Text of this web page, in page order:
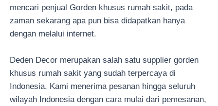
mencari penjual Gorden khusus rumah sakit, pada
zaman sekarang apa pun bisa didapatkan hanya
dengan melalui internet.
Deden Decor merupakan salah satu supplier gorden
khusus rumah sakit yang sudah terpercaya di
Indonesia. Kami menerima pesanan hingga seluruh
wilayah Indonesia dengan cara mulai dari pemesanan,